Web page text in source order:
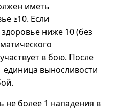
иметь
≥10. Если
ниже 10 (без
в бою. После
единица выносливости
более 1 нападения в